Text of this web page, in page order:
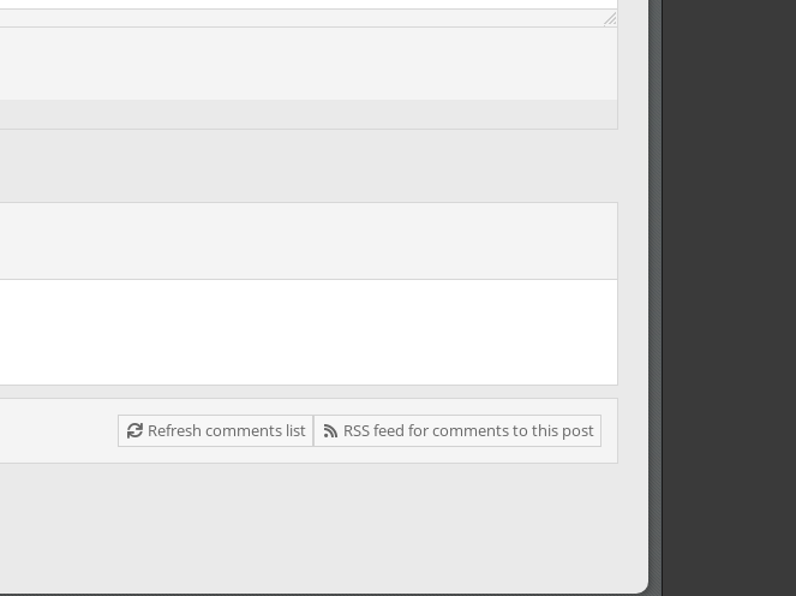
Refresh comments list RSS feed for comments to this post